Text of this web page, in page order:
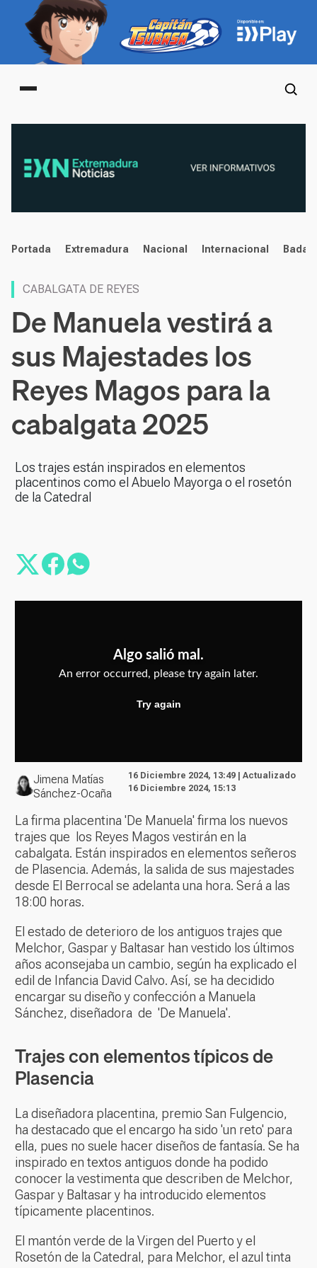
Main menu
noticias
Portada Extremadura Nacional Internacional
CABALGATA DE REYES
De Manuela vestirá a
sus Majestades los
Reyes Magos para la
cabalgata 2025
Los trajes están inspirados en elementos
placentinos como el Abuelo Mayorga o el rosetón
de la Catedral
Jimena Matías
Sánchez-Ocaña
16 Diciembre 2024, 13:49 | Actualizado
16 Diciembre 2024, 15:13
La firma placentina 'De Manuela' firma los nuevos
trajes que los Reyes Magos vestirán en la
cabalgata. Están inspirados en elementos señeros
de Plasencia. Además, la salida de sus majestades
desde El Berrocal se adelanta una hora. Será a las
18:00 horas.
El estado de deterioro de los antiguos trajes que
Melchor, Gaspar y Baltasar han vestido los últimos
años aconsejaba un cambio, según ha explicado el
edil de Infancia David Calvo. Así, se ha decidido
encargar su diseño y confección a Manuela
Sánchez, diseñadora de 'De Manuela'.
Trajes con elementos típicos de
Plasencia
La diseñadora placentina, premio San Fulgencio,
ha destacado que el encargo ha sido 'un reto' para
ella, pues no suele hacer diseños de fantasía. Se ha
inspirado en textos antiguos donde ha podido
conocer la vestimenta que describen de Melchor,
Gaspar y Baltasar y ha introducido elementos
típicamente placentinos.
El mantón verde de la Virgen del Puerto y el
Rosetón de la Catedral, para Melchor, el azul tinta